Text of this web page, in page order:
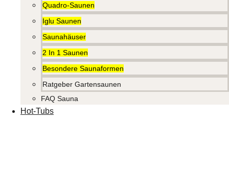
Quadro-Saunen
Iglu Saunen
Saunahäuser
2 In 1 Saunen
Besondere Saunaformen
Ratgeber Gartensaunen
FAQ Sauna
Hot-Tubs